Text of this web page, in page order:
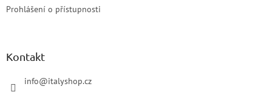
Prohlášení o přístupnosti
Kontakt
info@italyshop.cz